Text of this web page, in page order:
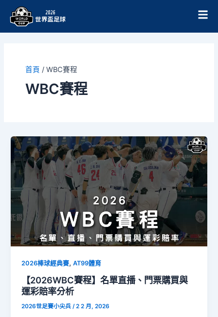
首頁 / WBC賽程
WBC賽程
2026棒球經典賽,AT99體育
【2026WBC賽程】名單直播、門票購買與
運彩賠率分析
2026世足賽小尖兵/2 2 月, 2026